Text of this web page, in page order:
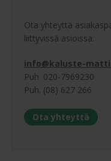
Ota yhteyttä
liittyvissä asioissa.
info@kaluste-
Puh. 020-7969230
Puh. (08) 627 266
Ota yhteyttä